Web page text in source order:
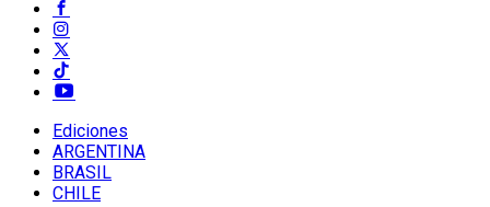
Ediciones
ARGENTINA
BRASIL
CHILE